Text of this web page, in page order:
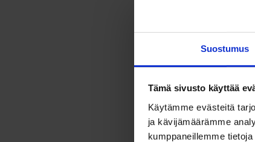
Suostumus
Tämä sivusto käyttää
Käytämme evästeitä
ja kävijämäärämme
kumppaneillemme
*
ostettuna.